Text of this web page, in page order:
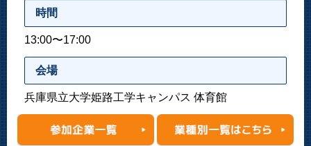
時間
13:00〜17:00
会場
兵庫県立大学姫路工学キャンパス 体育館